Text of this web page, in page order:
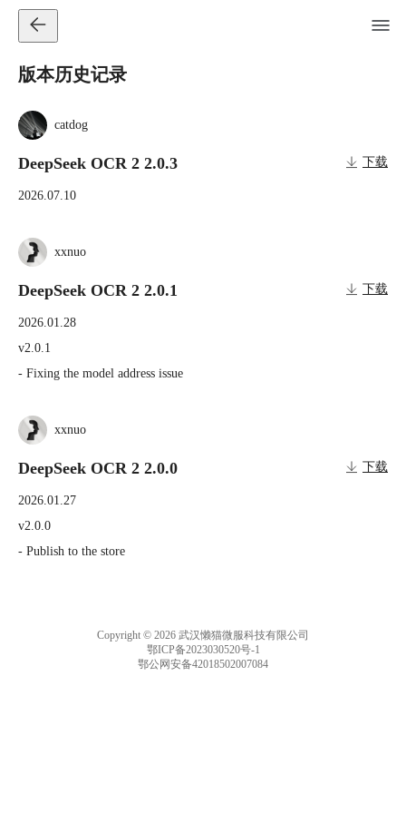
版本历史记录
catdog
DeepSeek OCR 2 2.0.3 下载
2026.07.10
xxnuo
DeepSeek OCR 2 2.0.1 下载
2026.01.28
v2.0.1
- Fixing the model address issue
xxnuo
DeepSeek OCR 2 2.0.0 下载
2026.01.27
v2.0.0
- Publish to the store
Copyright © 2026 武汉懒猫微服科技有限公司
鄂ICP备2023030520号-1
鄂公网安备42018502007084